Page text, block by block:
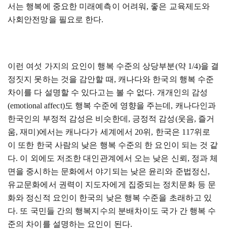
서는 행복에 중요한 미래예측이 어려워 , 좋은 교육제도와
사회안전망을 필요로 한다.
이런 여섯 가지의 요인이 행복 수준의 상당부분(약 1/4)을 결
정짓지 못하는 것을 감안할 때 , 캐나다와 한국의 행복 수준
차이를 다 설명할 수 있다고는 볼 수 없다. 개개인의 감성
(emotional affect)도 행복 수준에 영향을 주는데 , 캐나다인과
한국인의 부정적 감성은 비슷한데 , 긍정적 감성(웃음, 즐거
움,재미 )에서는 캐나다가 세계에서 20위 , 한국은 117위로
이 또한 한국 사람의 낮은 행복 수준의 한 요인이 되는 것 같
다. 이 외에도 저조한 대인관계에서 오는 낮은 신뢰 , 정과 체
면을 중시하는 문화에서 야기되는 낮은 윤리와 준법정신,
유교문화에서 권력이 지도자에게 집중되는 정치문화 등 문
화와 정신적 요인이 한국의 낮은 행복 수준을 초래하고 있
다. 또 국민들 간의 행복지수의 분배차이도 국가 간 행복 수
준의 차이를 설명하는 요인이 된다.